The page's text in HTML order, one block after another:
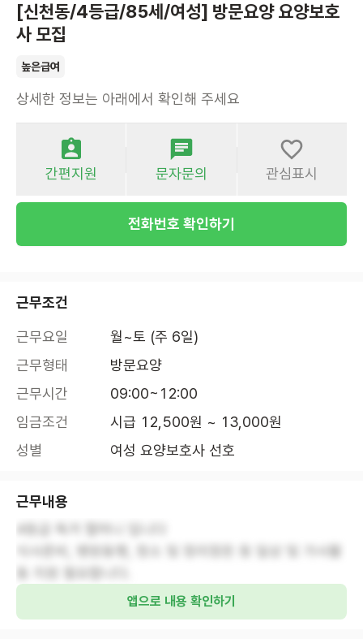
[신천동/4등급/85세/여성] 방문요양 요양보호
사 모집
높은급여
상세한 정보는 아래에서 확인해 주세요
간편지원 문자문의 관심표시
전화번호 확인하기
근무조건
근무요일
월~토 (주 6일)
근무형태
방문요양
근무시간
09:00~12:00
임금조건
시급 12,500원 ~ 13,000원
성별
여성 요양보호사 선호
근무내용
앱으로 내용 확인하기